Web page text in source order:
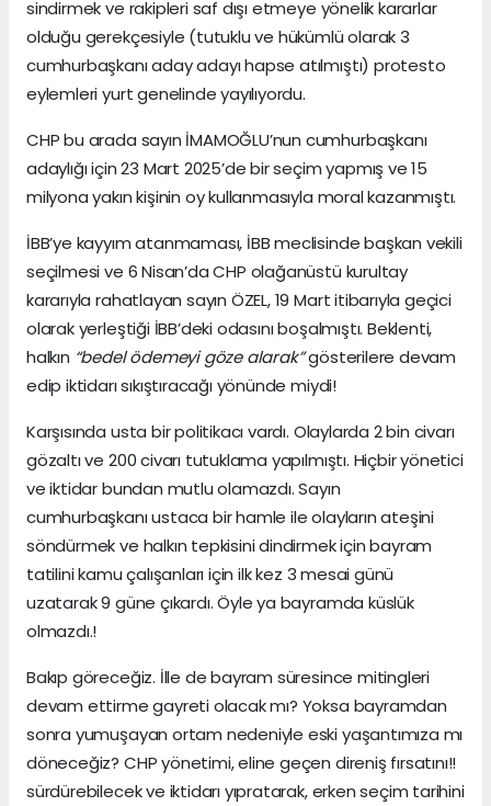
sindirmek ve rakipleri saf dışı etmeye yönelik kararlar
olduğu gerekçesiyle (tutuklu ve hükümlü olarak 3
cumhurbaşkanı aday adayı hapse atılmıştı) protesto
eylemleri yurt genelinde yayılıyordu.
CHP bu arada sayın İMAMOĞLU’nun cumhurbaşkanı
adaylığı için 23 Mart 2025’de bir seçim yapmış ve 15
milyona yakın kişinin oy kullanmasıyla moral kazanmıştı.
İBB’ye kayyım atanmaması, İBB meclisinde başkan vekili
seçilmesi ve 6 Nisan’da CHP olağanüstü kurultay
kararıyla rahatlayan sayın ÖZEL, 19 Mart itibarıyla geçici
olarak yerleştiği İBB’deki odasını boşalmıştı. Beklenti,
halkın “bedel ödemeyi göze alarak”gösterilere devam
edip iktidarı sıkıştıracağı yönünde miydi!
Karşısında usta bir politikacı vardı. Olaylarda 2 bin civarı
gözaltı ve 200 civarı tutuklama yapılmıştı. Hiçbir yönetici
ve iktidar bundan mutlu olamazdı. Sayın
cumhurbaşkanı ustaca bir hamle ile olayların ateşini
söndürmek ve halkın tepkisini dindirmek için bayram
tatilini kamu çalışanları için ilk kez 3 mesai günü
uzatarak 9 güne çıkardı. Öyle ya bayramda küslük
olmazdı.!
Bakıp göreceğiz. İlle de bayram süresince mitingleri
devam ettirme gayreti olacak mı? Yoksa bayramdan
sonra yumuşayan ortam nedeniyle eski yaşantımıza mı
döneceğiz? CHP yönetimi, eline geçen direniş fırsatını!!
sürdürebilecek ve iktidarı yıpratarak, erken seçim tarihini